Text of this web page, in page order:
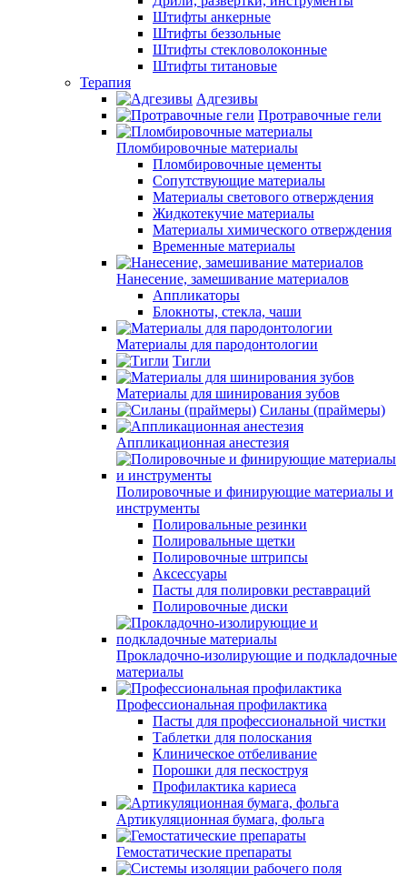
Штифты анкерные
Штифты беззольные
Штифты стекловолоконные
Штифты титановые
Терапия
Адгезивы
Протравочные гели
Пломбировочные материалы
Пломбировочные цементы
Сопутствующие материалы
Материалы светового отверждения
Жидкотекучие материалы
Материалы химического отверждения
Временные материалы
Нанесение, замешивание материалов
Аппликаторы
Блокноты, стекла, чаши
Материалы для пародонтологии
Тигли
Материалы для шинирования зубов
Силаны (праймеры)
Аппликационная анестезия
Полировочные и финирующие материалы и
инструменты
Полировальные резинки
Полировальные щетки
Полировочные штрипсы
Аксессуары
Пасты для полировки реставраций
Полировочные диски
Прокладочно-изолирующие и подкладочные
материалы
Профессиональная профилактика
Пасты для профессиональной чистки
Таблетки для полоскания
Клиническое отбеливание
Порошки для пескоструя
Профилактика кариеса
Артикуляционная бумага, фольга
Гемостатические препараты